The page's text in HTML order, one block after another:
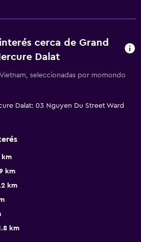
cerca de Grand
Dalat
seleccionadas por momondo
Dalat: 03 Nguyen Du Street Ward
km
km
km
km